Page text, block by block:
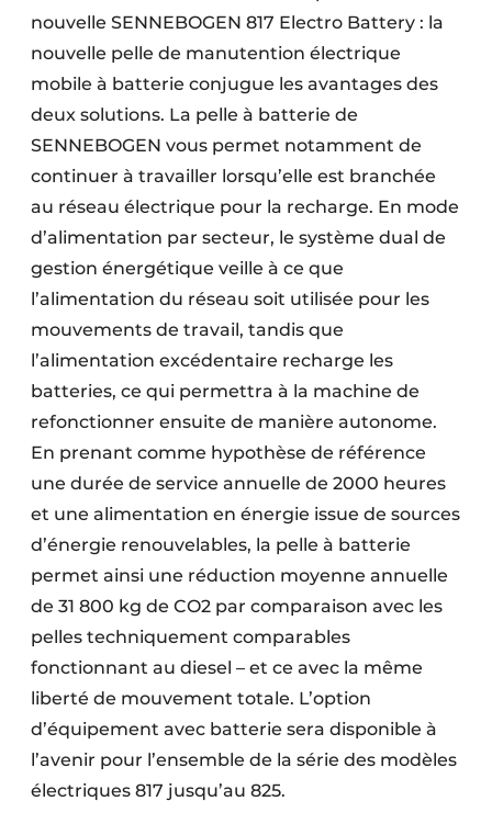
nouvelle SENNEBOGEN 817 Electro Battery : la
nouvelle pelle de manutention électrique
mobile à batterie conjugue les avantages des
deux solutions. La pelle à batterie de
SENNEBOGEN vous permet notamment de
continuer à travailler lorsqu’elle est branchée
au réseau électrique pour la recharge. En mode
d’alimentation par secteur, le système dual de
gestion énergétique veille à ce que
l’alimentation du réseau soit utilisée pour les
mouvements de travail, tandis que
l’alimentation excédentaire recharge les
batteries, ce qui permettra à la machine de
refonctionner ensuite de manière autonome.
En prenant comme hypothèse de référence
une durée de service annuelle de 2000 heures
et une alimentation en énergie issue de sources
d’énergie renouvelables, la pelle à batterie
permet ainsi une réduction moyenne annuelle
de 31 800 kg de CO2 par comparaison avec les
pelles techniquement comparables
fonctionnant au diesel – et ce avec la même
liberté de mouvement totale. L’option
d’équipement avec batterie sera disponible à
l’avenir pour l’ensemble de la série des modèles
électriques 817 jusqu’au 825.